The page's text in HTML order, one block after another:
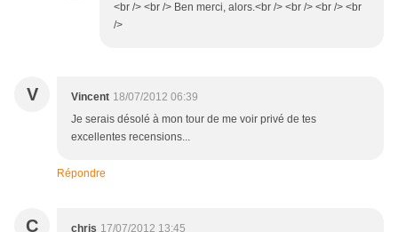
<br /> <br /> Ben merci, alors.<br /> <br /> <br /> <br
/>
V Vincent 18/07/2012 06:39
Je serais désolé à mon tour de me voir privé de tes
excellentes recensions...
Répondre
C chris 17/07/2012 13:45